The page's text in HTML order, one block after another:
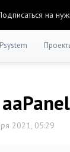
на
2021, 05:29